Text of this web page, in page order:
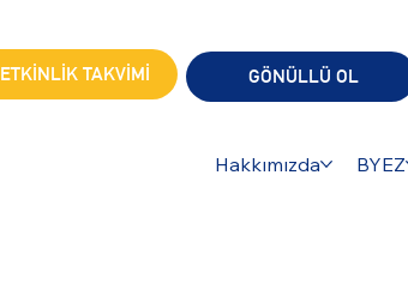
ETKİNLİK TAKVİMİ GÖNÜLLÜ OL
Hakkımızda BYEZ